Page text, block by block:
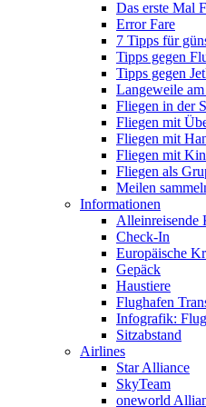
Das erste Mal
Error Fare
7 Tipps für
Tipps gegen
Tipps gegen
Langeweile
Fliegen in der
Fliegen mit
Fliegen mit
Fliegen mit
Fliegen als
Meilen
Informationen
Alleinreisende
Check-In
Europäische
Gepäck
Haustiere
Flughafen
Infografik:
Sitzabstand
Airlines
Star Alliance
SkyTeam
oneworld